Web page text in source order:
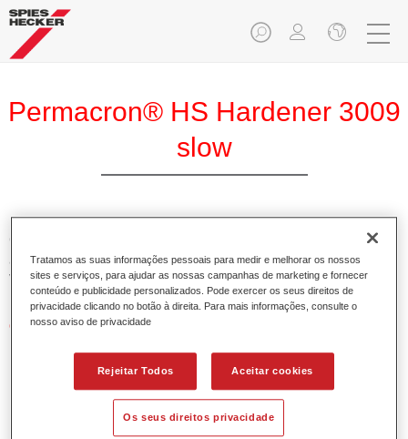
Permacron® HS Hardener 3009
slow
O Permacron Endurecedor HS 3009 lento permite a óptima
aplicação do Permacron Aparelho HS 5107 e do Permacron
Verniz HS 8007.
Características do produto
Permite uma aplicação económica e ambientalmente
responsável.
Adequado para a reparação de painéis e pinturas gerais
mesmo a temperaturas elevadas.
Tratamos as suas informações pessoais para medir e melhorar os nossos
sites e serviços, para ajudar as nossas campanhas de marketing e fornecer
conteúdo e publicidade personalizados. Pode exercer os seus direitos de
privacidade clicando no botão à direita. Para mais informações, consulte o
nosso aviso de privacidade
Rejeitar Todos Aceitar cookies
Os seus direitos privacidade